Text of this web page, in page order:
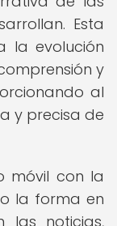
Esta
la evolución
y
al
y precisa de
móvil con la
la forma en
las noticias,